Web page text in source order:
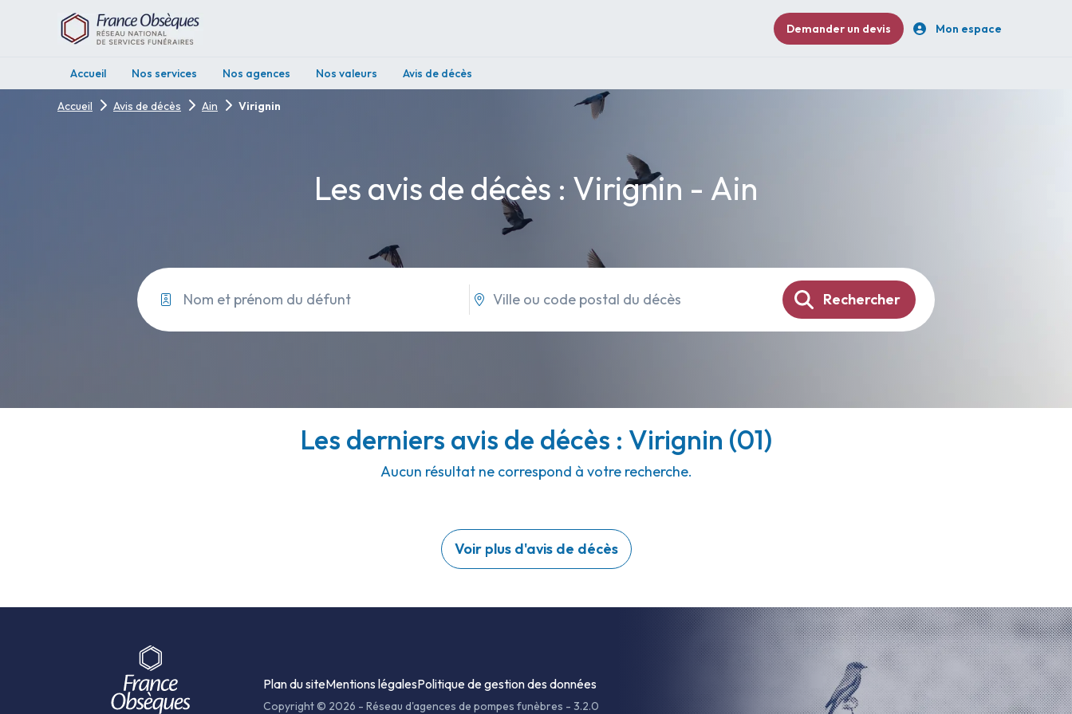
Demander un devis Mon espace
Accueil Nos services Nos agences Nos valeurs Avis de décès
Accueil Avis de décès Ain Virignin
Les avis de décès : Virignin - Ain
Rechercher
Les derniers avis de décès : Virignin (01)
Aucun résultat ne correspond à votre recherche.
Voir plus d'avis de décès
Plan du siteMentions légalesPolitique de gestion des données
Copyright © 2026 - Réseau d'agences de pompes funèbres - 3.2.0